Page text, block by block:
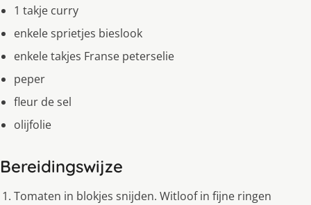
1 takje curry
enkele sprietjes bieslook
enkele takjes Franse peterselie
peper
fleur de sel
olijfolie
Bereidingswijze
Tomaten in blokjes snijden. Witloof in fijne ringen